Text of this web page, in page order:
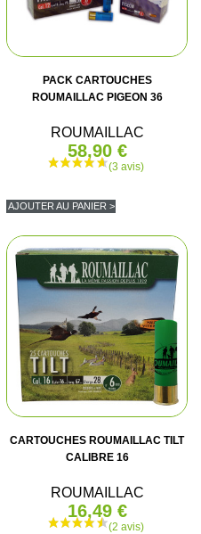
(7 avis)
PACK CARTOUCHES
ROUMAILLAC PIGEON 36
ROUMAILLAC
58,90 €
AJOUTER AU PANIER >
CARTOUCHES ROUMAILLAC TILT
CALIBRE 16
ROUMAILLAC
16,49 €